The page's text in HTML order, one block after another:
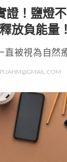
證！鹽燈
放負能量
直被視為自然